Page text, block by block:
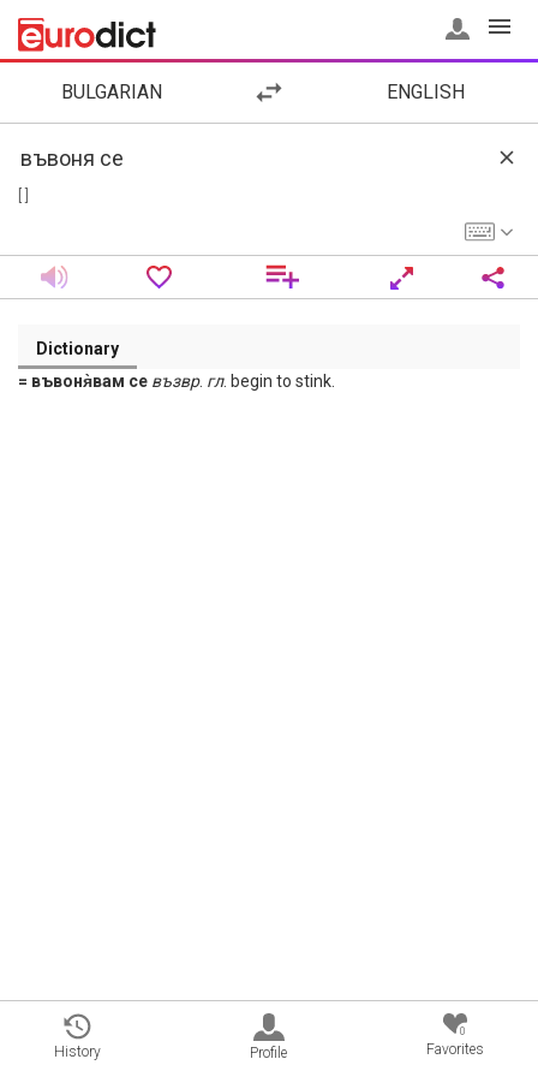
BULGARIAN ENGLISH
Dictionary
= въвоня̀вам се възвр. гл. begin to stink.
History Profile
0
Favorites